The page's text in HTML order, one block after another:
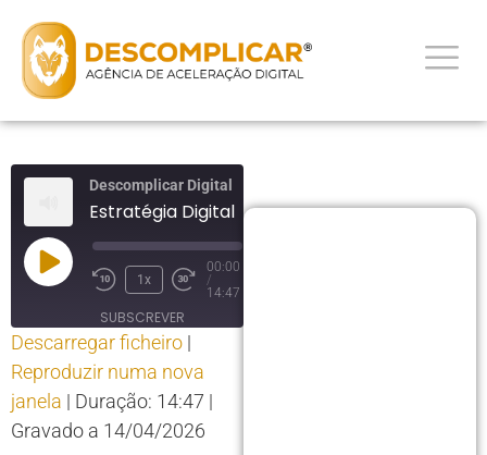
Descomplicar Digital
Estratégia Digital
1x
00:00
/
14:47
SUBSCREVER
PARTILHAR
RSS Spotify
YouTube
RSS FEED
PARTILHAR
LIGAÇÃO
Descarregar ficheiro |
Reproduzir numa nova
janela | Duração: 14:47 |
Gravado a 14/04/2026